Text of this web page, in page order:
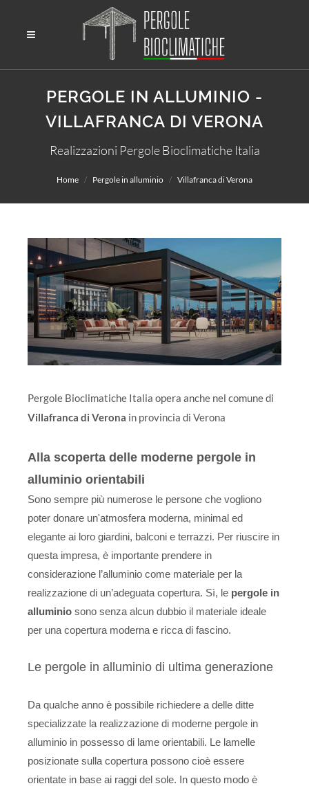
PERGOLE IN ALLUMINIO -
VILLAFRANCA DI VERONA
Realizzazioni Pergole Bioclimatiche Italia
Home Pergole in alluminio Villafranca di Verona
Pergole Bioclimatiche Italia opera anche nel comune di
Villafranca di Verona in provincia di Verona
Alla scoperta delle moderne pergole in
alluminio orientabili
Sono sempre più numerose le persone che vogliono
poter donare un'atmosfera moderna, minimal ed
elegante ai loro giardini, balconi e terrazzi. Per riuscire in
questa impresa, è importante prendere in
considerazione l’alluminio come materiale per la
realizzazione di un’adeguata copertura. Sì, le pergole in
alluminio sono senza alcun dubbio il materiale ideale
per una copertura moderna e ricca di fascino.
Le pergole in alluminio di ultima generazione
Da qualche anno è possibile richiedere a delle ditte
specializzate la realizzazione di moderne pergole in
alluminio in possesso di lame orientabili. Le lamelle
posizionate sulla copertura possono cioè essere
orientate in base ai raggi del sole. In questo modo è